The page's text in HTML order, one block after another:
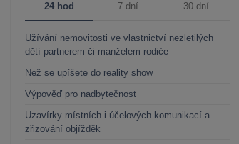
24 hod 7 dní 30 dní
Užívání nemovitosti ve vlastnictví nezletilých
dětí partnerem či manželem rodiče
Než se upíšete do reality show
Výpověď pro nadbytečnost
Uzavírky místních i účelových komunikací a
zřizování objížděk